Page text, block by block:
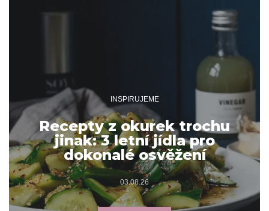
INSPIRUJEME
Recepty z okurek trochu
jinak: 3 letní jídla pro
dokonalé osvěžení
03.08.26